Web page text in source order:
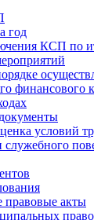
год
КСП по
финансового
условий
служебного
акты